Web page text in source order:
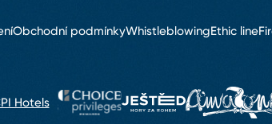
Obchodní podmínkyWhistleblowingEthic line
Hotels